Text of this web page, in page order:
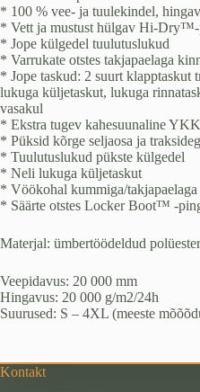
* 100 % vee- ja tuulekindel,
* Vett ja mustust hülgav Hi-Dry™-
* Jope külgedel tuulutuslukud
* Varrukate otstes takjapaelaga
* Jope taskud: 2 suurt klapptaskut
lukuga küljetaskut, lukuga
vasakul
* Ekstra tugev kahesuunaline
* Püksid kõrge seljaosa ja
* Tuulutuslukud pükste külgedel
* Neli lukuga küljetaskut
* Vöökohal kummiga/
* Säärte otstes Locker Boot™ -
Materjal: ümbertöödeldud polüester
Veepidavus: 20 000 mm
Hingavus: 20 000 g/m2/24h
Suurused: S – 4XL (meeste
Kontakt